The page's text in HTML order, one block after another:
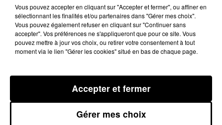
21 juillet 2023 - 4 min 15 sec
LES INFOS DE L'HÉRAULT DU 21/07/2023 À
06H59
Podcasts infos de l'Hérault
Vous pouvez accepter en cliquant sur "Accepter et fermer", ou affiner en
sélectionnant les finalités et/ou partenaires dans "Gérer mes choix".
Vous pouvez également refuser en cliquant sur "Continuer sans
accepter". Vos préférences ne s'appliqueront que pour ce site. Vous
pouvez mettre à jour vos choix, ou retirer votre consentement à tout
moment via le lien "Gérer les cookies" situé en bas de chaque page.
Gérer mes choix
Accepter et fermer